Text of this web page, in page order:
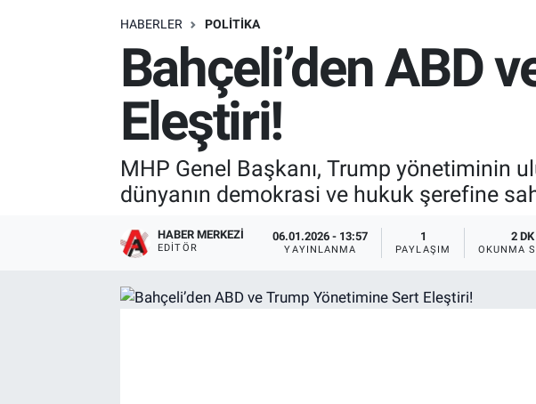
HABERLER POLITIKA
Bahçeli’den ABD
Eleştiri!
MHP Genel Başkanı, Trump yönetiminin
dünyanın demokrasi ve hukuk şerefine
HABER MERKEZI
EDITÖR
06.01.2026 - 13:57
YAYINLANMA
1
PAYLAŞIM
2 DK
OKUNMA